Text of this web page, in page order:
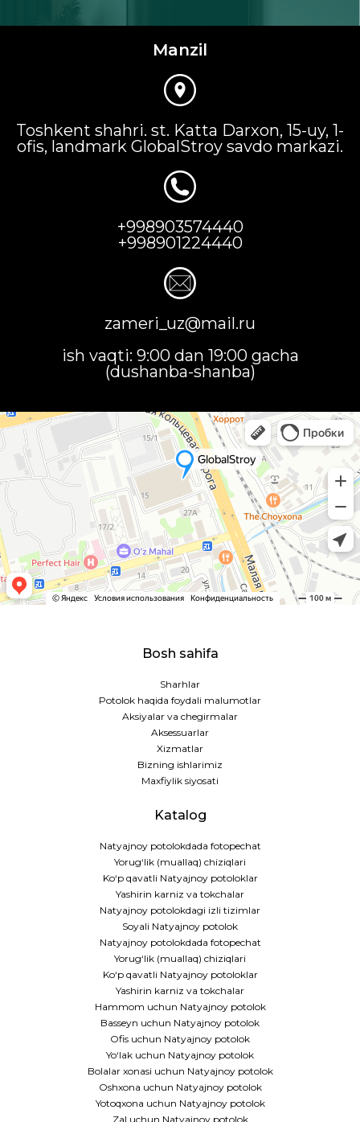
Manzil
Toshkent shahri. st. Katta Darxon, 15-uy, 1-
ofis, landmark GlobalStroy savdo markazi.
+998903574440
+998901224440
zameri_uz@mail.ru
ish vaqti: 9:00 dan 19:00 gacha
(dushanba-shanba)
Bosh sahifa
Sharhlar
Potolok haqida foydali malumotlar
Aksiyalar va chegirmalar
Aksessuarlar
Xizmatlar
Bizning ishlarimiz
Maxfiylik siyosati
Katalog
Natyajnoy potolokdada fotopechat
Yorug‘lik (muallaq) chiziqlari
Ko‘p qavatli Natyajnoy potoloklar
Yashirin karniz va tokchalar
Natyajnoy potolokdagi izli tizimlar
Soyali Natyajnoy potolok
Natyajnoy potolokdada fotopechat
Yorug‘lik (muallaq) chiziqlari
Ko‘p qavatli Natyajnoy potoloklar
Yashirin karniz va tokchalar
Hammom uchun Natyajnoy potolok
Basseyn uchun Natyajnoy potolok
Ofis uchun Natyajnoy potolok
Yo‘lak uchun Natyajnoy potolok
Bolalar xonasi uchun Natyajnoy potolok
Oshxona uchun Natyajnoy potolok
Yotoqxona uchun Natyajnoy potolok
Zal uchun Natyajnoy potolok